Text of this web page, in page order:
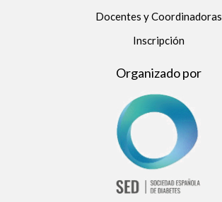
Docentes y Coordinadoras
Inscripción
Organizado por